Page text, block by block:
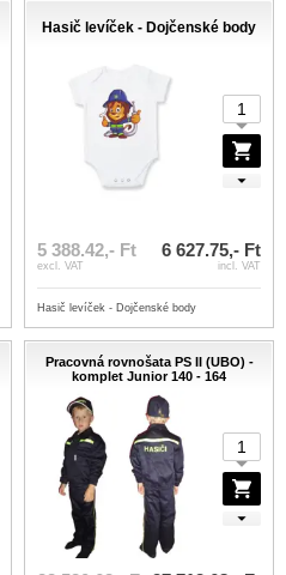
Hasič levíček - Dojčenské body
5 388.42,- Ft
excl. VAT
6 627.75,- Ft
incl. VAT
Hasič levíček - Dojčenské body
Pracovná rovnošata PS II (UBO) -
komplet Junior 140 - 164